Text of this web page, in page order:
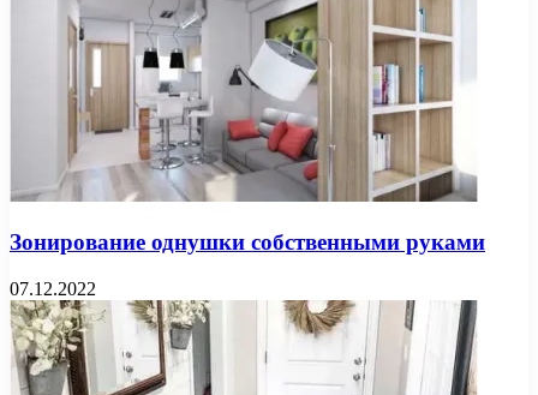
Зонирование однушки собственными руками
07.12.2022